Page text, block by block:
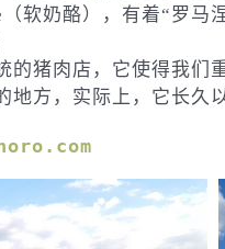
软奶酪），有着“罗
的猪肉店，它使得我们
地方，实际上，它长久